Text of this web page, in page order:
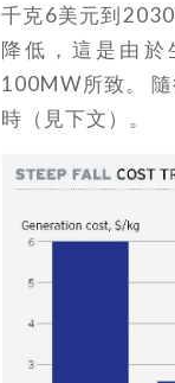
千克6美元到
降低，這是由
100MW所致。
時（見下文）。